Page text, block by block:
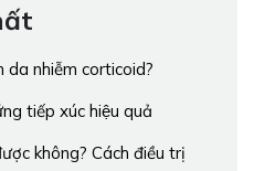
nhiễm corticoid?
tiếp xúc hiệu quả
không? Cách điều trị